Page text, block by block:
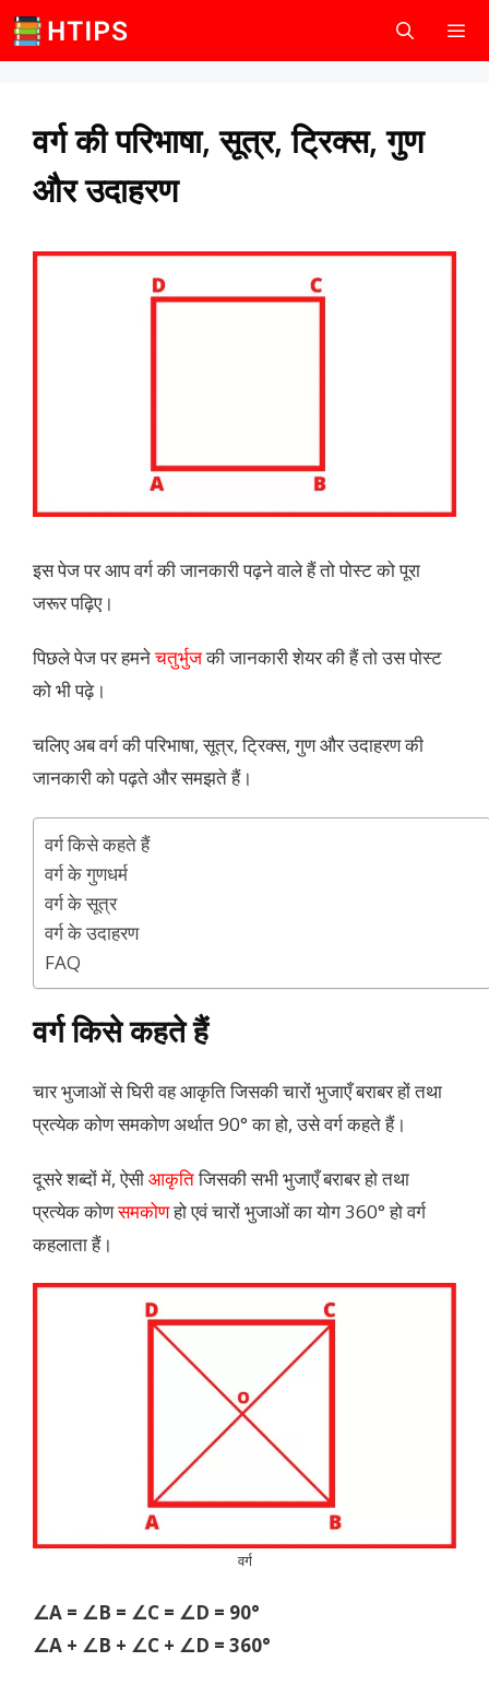
Skip
to
वर्ग की परिभाषा, सूत्र, ट्रिक्स, गुण
और उदाहरण
इस पेज पर आप वर्ग की जानकारी पढ़ने वाले हैं तो पोस्ट को पूरा
जरूर पढ़िए।
पिछले पेज पर हमनेचतुर्भुजकी जानकारी शेयर की हैं तो उस पोस्ट
को भी पढ़े।
चलिए अब वर्ग की परिभाषा, सूत्र, ट्रिक्स, गुण और उदाहरण की
जानकारी को पढ़ते और समझते हैं।
वर्ग किसे कहते हैं
वर्ग के गुणधर्म
वर्ग के सूत्र
वर्ग के उदाहरण
FAQ
वर्ग किसे कहते हैं
चार भुजाओं से घिरी वह आकृति जिसकी चारों भुजाएँ बराबर हों तथा
प्रत्येक कोण समकोण अर्थात 90° का हो, उसे वर्ग कहते हैं।
दूसरे शब्दों में, ऐसीआकृतिजिसकी सभी भुजाएँ बराबर हो तथा
प्रत्येक कोणसमकोणहो एवं चारों भुजाओं का योग 360° हो वर्ग
कहलाता हैं।
वर्ग
∠A = ∠B = ∠C = ∠D = 90°
∠A + ∠B + ∠C + ∠D = 360°